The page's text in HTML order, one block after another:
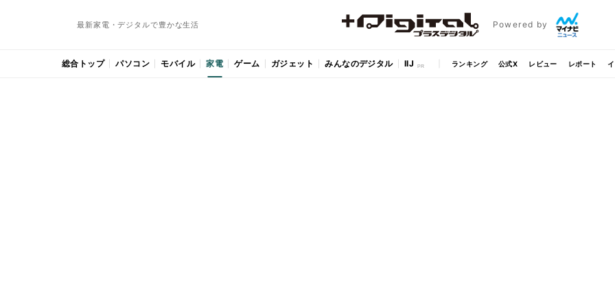
最新家電・デジタルで豊かな生活 Powered by
総合トップ パソコン モバイル 家電 ゲーム ガジェット みんなのデジタル IIJ ランキング 公式X レビュー レポート